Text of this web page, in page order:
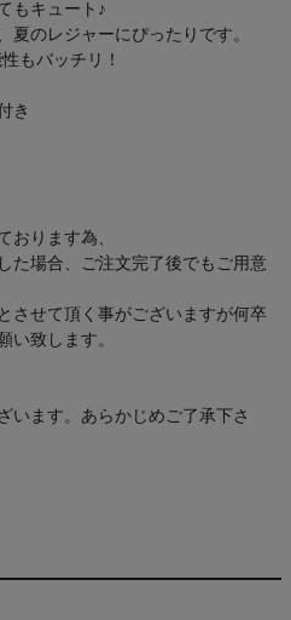
もキュート♪
夏のレジャーにぴったりです。
もバッチリ！
き
おります為、
た場合、ご注文完了後でもご用意
させて頂く事がございますが何卒
い致します。
います。あらかじめご了承下さ